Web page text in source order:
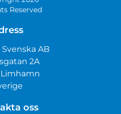
Reserved
AB
2A
Limhamn
oss